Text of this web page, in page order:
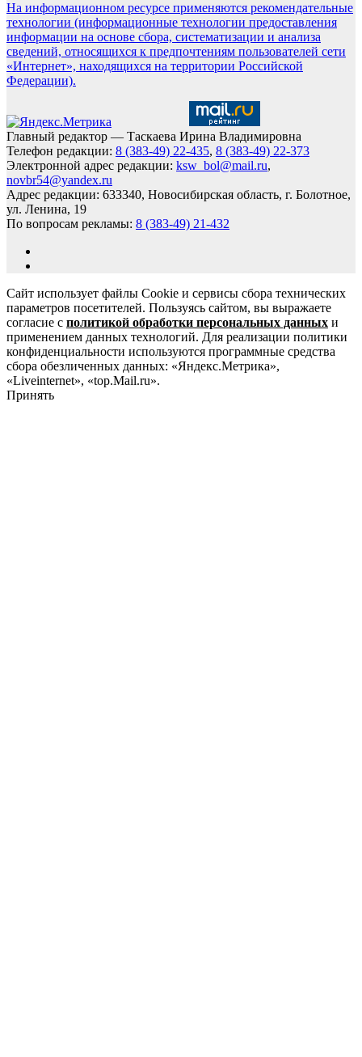
На информационном ресурсе применяются рекомендательные
технологии (информационные технологии предоставления
информации на основе сбора, систематизации и анализа
сведений, относящихся к предпочтениям пользователей сети
«Интернет», находящихся на территории Российской
Федерации).
Главный редактор — Таскаева Ирина Владимировна
Телефон редакции: 8 (383-49) 22-435, 8 (383-49) 22-373
Электронной адрес редакции: ksw_bol@mail.ru,
novbr54@yandex.ru
Адрес редакции: 633340, Новосибирская область, г. Болотное,
ул. Ленина, 19
По вопросам рекламы: 8 (383-49) 21-432
Сайт использует файлы Cookie и сервисы сбора технических
параметров посетителей. Пользуясь сайтом, вы выражаете
согласие с политикой обработки персональных данных и
применением данных технологий. Для реализации политики
конфиденциальности используются программные средства
сбора обезличенных данных: «Яндекс.Метрика»,
«Liveinternet», «top.Mail.ru».
Принять